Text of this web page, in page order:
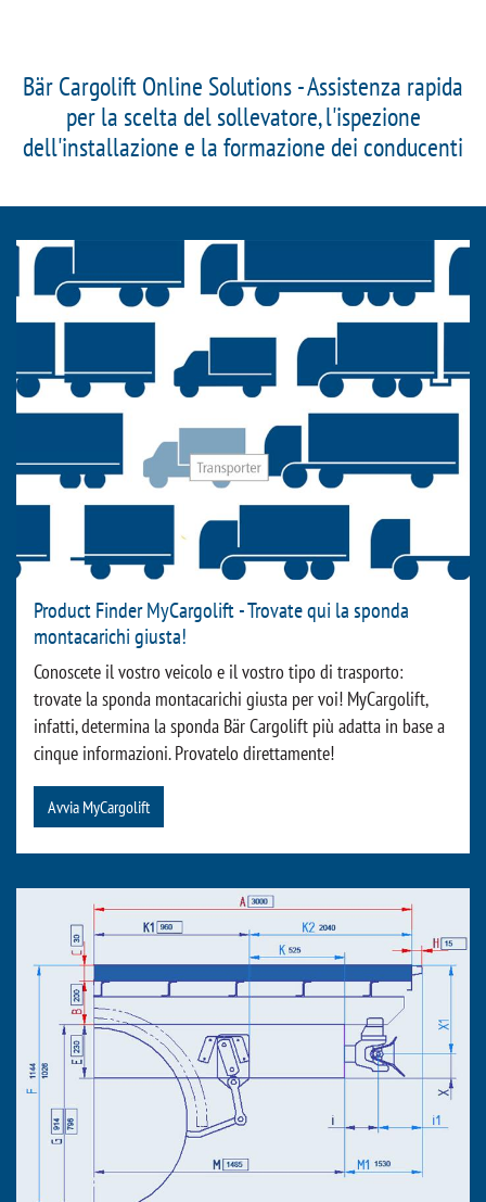
Bär Cargolift Online Solutions - Assistenza rapida
per la scelta del sollevatore, l'ispezione
dell'installazione e la formazione dei conducenti
Product Finder MyCargolift - Trovate qui la sponda
montacarichi giusta!
Conoscete il vostro veicolo e il vostro tipo di trasporto:
trovate la sponda montacarichi giusta per voi! MyCargolift,
infatti, determina la sponda Bär Cargolift più adatta in base a
cinque informazioni. Provatelo direttamente!
Avvia MyCargolift